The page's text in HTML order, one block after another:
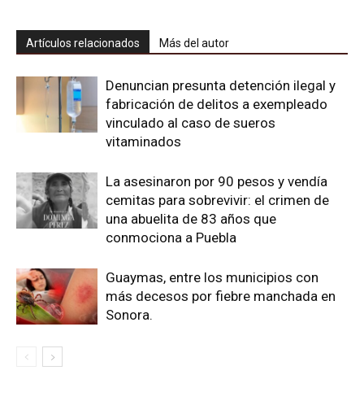
Artículos relacionados Más del autor
Denuncian presunta detención ilegal y
fabricación de delitos a exempleado
vinculado al caso de sueros
vitaminados
La asesinaron por 90 pesos y vendía
cemitas para sobrevivir: el crimen de
una abuelita de 83 años que
conmociona a Puebla
Guaymas, entre los municipios con
más decesos por fiebre manchada en
Sonora.